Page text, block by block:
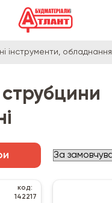
інструменти, обладнання
код:
142217